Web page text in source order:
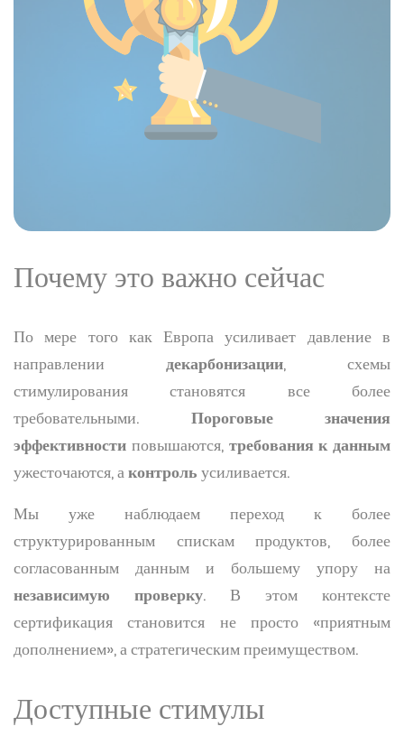
Почему это важно сейчас
По мере того как Европа усиливает давление в
направлении декарбонизации, схемы
стимулирования становятся все более
требовательными. Пороговые значения
эффективности повышаются, требования к данным
ужесточаются, аконтроль усиливается.
Мы уже наблюдаем переход к более
структурированным спискам продуктов, более
согласованным данным и большему упору на
независимую проверку. В этом контексте
сертификация становится не просто «приятным
дополнением», а стратегическим преимуществом.
Доступные стимулы